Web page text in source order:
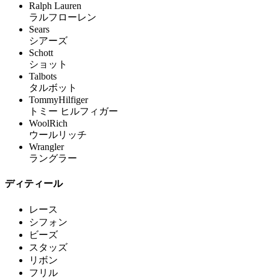
Ralph Lauren
ラルフローレン
Sears
シアーズ
Schott
ショット
Talbots
タルボット
TommyHilfiger
トミー ヒルフィガー
WoolRich
ウールリッチ
Wrangler
ラングラー
ディティール
レース
シフォン
ビーズ
スタッズ
リボン
フリル